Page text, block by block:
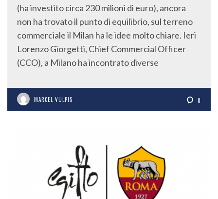
(ha investito circa 230 milioni di euro), ancora
non ha trovato il punto di equilibrio, sul terreno
commerciale il Milan ha le idee molto chiare. Ieri
Lorenzo Giorgetti, Chief Commercial Officer
(CCO), a Milano ha incontrato diverse
MARCEL VULPIS 0